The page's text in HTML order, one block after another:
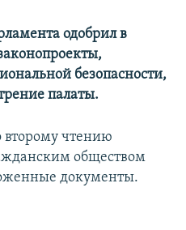
одобрил в
безопасности,
палаты.
чтению
обществом
документы.